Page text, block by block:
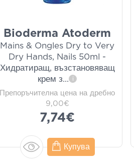
Bioderma Atoderm
Mains & Ongles Dry to Very
Dry Hands, Nails 50ml -
Хидратиращ, възстановяващ
крем з... i
Препоръчителна цена на дребно
9,00€
7,74€
Купува